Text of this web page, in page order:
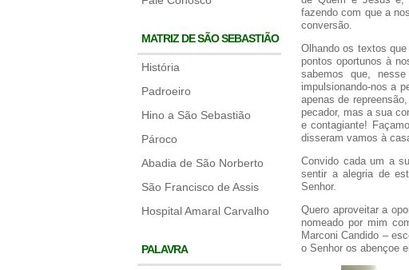
MATRIZ DE SÃO SEBASTIÃO
História
Padroeiro
Hino a São Sebastião
Pároco
Abadia de São Norberto
São Francisco de Assis
Hospital Amaral Carvalho
PALAVRA
fazendo com que a
conversão.
Olhando os textos
pontos oportunos à
sabemos que,
impulsionando-nos a
apenas de
pecador, mas a sua
e contagiante!
disseram vamos à
Convido cada um a
sentir a alegria de
Senhor.
Quero aproveitar a
nomeado por mim
Marconi Candido –
o Senhor os abençoe